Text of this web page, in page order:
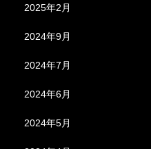
2025年2月
2024年9月
2024年7月
2024年6月
2024年5月